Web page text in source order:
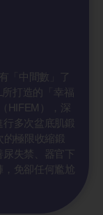
「中間數」了
所打造的「幸福
HIFEM），深
多次盆底肌鍛
極限收縮鍛
失禁、器官下
，免卻任何尷尬